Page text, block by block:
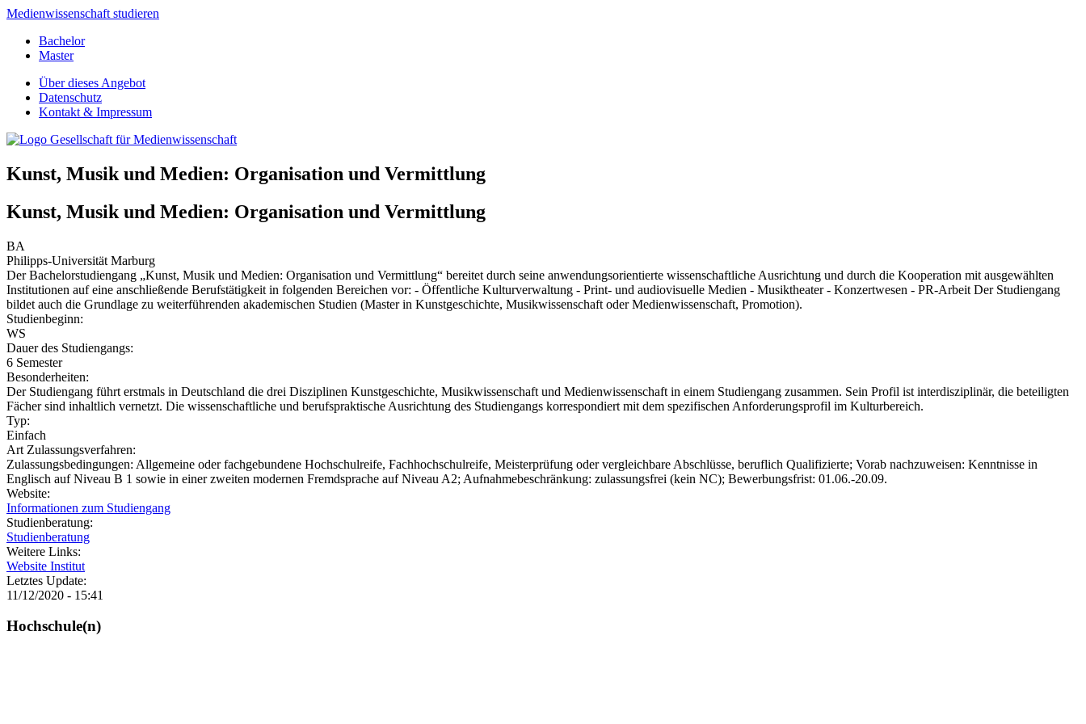
Medienwissenschaft studieren
Bachelor
Master
Über dieses Angebot
Datenschutz
Kontakt & Impressum
Kunst, Musik und Medien: Organisation und Vermittlung
Kunst, Musik und Medien: Organisation und Vermittlung
BA
Philipps-Universität Marburg
Der Bachelorstudiengang „Kunst, Musik und Medien: Organisation und Vermittlung“ bereitet durch seine anwendungsorientierte wissenschaftliche Ausrichtung und durch die Kooperation mit ausgewählten
Institutionen auf eine anschließende Berufstätigkeit in folgenden Bereichen vor: - Öffentliche Kulturverwaltung - Print- und audiovisuelle Medien - Musiktheater - Konzertwesen - PR-Arbeit Der Studiengang
bildet auch die Grundlage zu weiterführenden akademischen Studien (Master in Kunstgeschichte, Musikwissenschaft oder Medienwissenschaft, Promotion).
Studienbeginn:
WS
Dauer des Studiengangs:
6 Semester
Besonderheiten:
Der Studiengang führt erstmals in Deutschland die drei Disziplinen Kunstgeschichte, Musikwissenschaft und Medienwissenschaft in einem Studiengang zusammen. Sein Profil ist interdisziplinär, die beteiligten
Fächer sind inhaltlich vernetzt. Die wissenschaftliche und berufspraktische Ausrichtung des Studiengangs korrespondiert mit dem spezifischen Anforderungsprofil im Kulturbereich.
Typ:
Einfach
Art Zulassungsverfahren:
Zulassungsbedingungen: Allgemeine oder fachgebundene Hochschulreife, Fachhochschulreife, Meisterprüfung oder vergleichbare Abschlüsse, beruflich Qualifizierte; Vorab nachzuweisen: Kenntnisse in
Englisch auf Niveau B 1 sowie in einer zweiten modernen Fremdsprache auf Niveau A2; Aufnahmebeschränkung: zulassungsfrei (kein NC); Bewerbungsfrist: 01.06.-20.09.
Website:
Informationen zum Studiengang
Studienberatung:
Studienberatung
Weitere Links:
Website Institut
Letztes Update:
11/12/2020 - 15:41
Hochschule(n)